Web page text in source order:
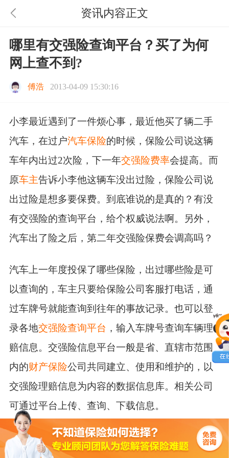
资讯内容正文
哪里有交强险查询平台？买了为何
网上查不到?
傅浩 2013-04-09 15:30:16
小李最近遇到了一件烦心事，最近他买了辆二手
汽车，在过户汽车保险的时候，保险公司说这辆
车年内出过2次险，下一年交强险费率会提高。而
原车主告诉小李他这辆车没出过险，保险公司说
出过险是想多要保费。到底谁说的是真的？有没
有交强险的查询平台，给个权威说法啊。另外，
汽车出了险之后，第二年交强险保费会调高吗？
汽车上一年度投保了哪些保险，出过哪些险是可
以查询的，车主只要给保险公司客服打电话，通
过车牌号就能查询到往年的事故记录。也可以登
录各地交强险查询平台 ，输入车牌号查询车辆理
赔信息。交强险信息平台一般是省、直辖市范围
内的财产保险公司共同建立、使用和维护的，以
交强险理赔信息为内容的数据信息库。相关公司
可通过平台上传、查询、下载信息。
据介绍，交强险上网查询的方式有两种，方法一